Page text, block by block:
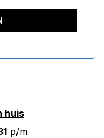
huis
p/m